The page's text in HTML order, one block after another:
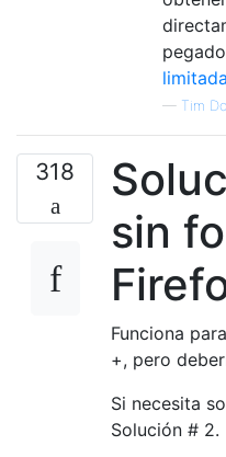
— Tim
318
sin
Funciona
+, pero
Si necesita
Solución # 2.